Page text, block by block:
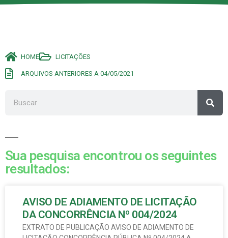
HOME LICITAÇÕES
ARQUIVOS ANTERIORES A 04/05/2021
Sua pesquisa encontrou os seguintes
resultados:
AVISO DE ADIAMENTO DE LICITAÇÃO
DA CONCORRÊNCIA Nº 004/2024
EXTRATO DE PUBLICAÇÃO AVISO DE ADIAMENTO DE